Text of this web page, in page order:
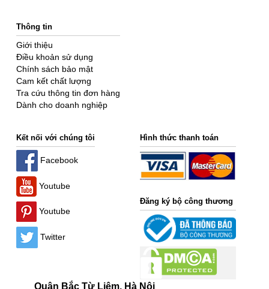
Thông tin
Giới thiệu
Điều khoản sử dụng
Chính sách bảo mật
Cam kết chất lượng
Tra cứu thông tin đơn hàng
Dành cho doanh nghiệp
Kết nối với chúng tôi
Facebook
Youtube
Youtube
Twitter
Hình thức thanh toán
Đăng ký bộ công thương
Quận Bắc Từ Liêm, Hà Nội